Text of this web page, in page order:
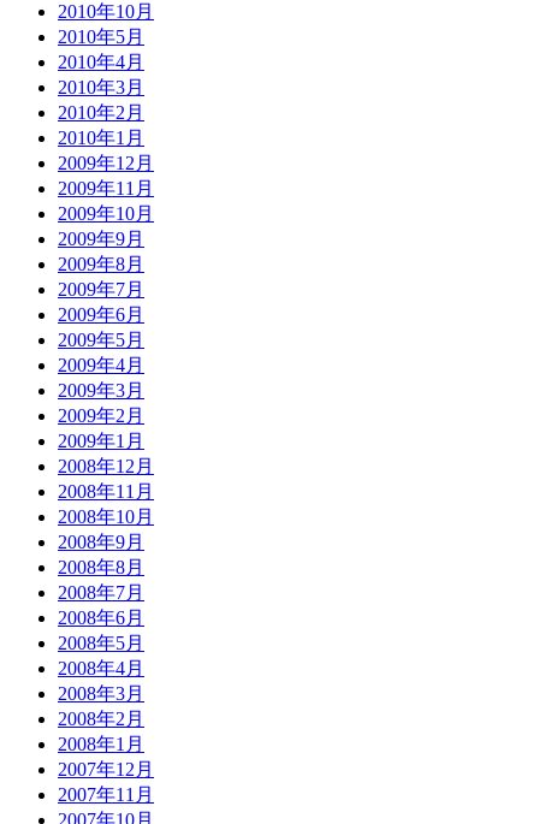
2010年10月
2010年5月
2010年4月
2010年3月
2010年2月
2010年1月
2009年12月
2009年11月
2009年10月
2009年9月
2009年8月
2009年7月
2009年6月
2009年5月
2009年4月
2009年3月
2009年2月
2009年1月
2008年12月
2008年11月
2008年10月
2008年9月
2008年8月
2008年7月
2008年6月
2008年5月
2008年4月
2008年3月
2008年2月
2008年1月
2007年12月
2007年11月